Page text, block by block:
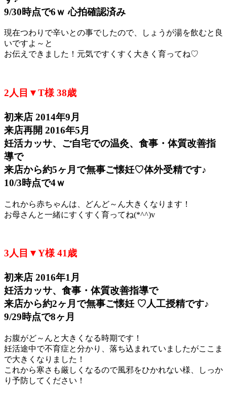
9/30時点で6ｗ 心拍確認済み
現在つわりで辛いとの事でしたので、しょうが湯を飲むと良
いですよ～と
お伝えできました！元気ですくすく大きく育ってね♡
2人目▼T様 38歳
初来店 2014年9月
来店再開 2016年5月
妊活カッサ、ご自宅での温灸、食事・体質改善指
導で
来店から約5ヶ月で無事ご懐妊♡体外受精です♪
10/3時点で4ｗ
これから赤ちゃんは、どんど～ん大きくなります！
お母さんと一緒にすくすく育ってね(*^^)v
3人目▼Y様 41歳
初来店 2016年1月
妊活カッサ、食事・体質改善指導で
来店から約2ヶ月で無事ご懐妊 ♡人工授精です♪
9/29時点で8ヶ月
お腹がど～んと大きくなる時期です！
妊活途中で不育症と分かり、落ち込まれていましたがここま
で大きくなりました！
これから寒さも厳しくなるので風邪をひかれない様、しっか
り予防してください！